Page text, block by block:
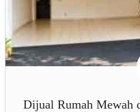
Dijual Rumah Mewah